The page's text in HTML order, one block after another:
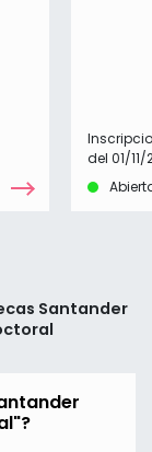
del 01/
Santander